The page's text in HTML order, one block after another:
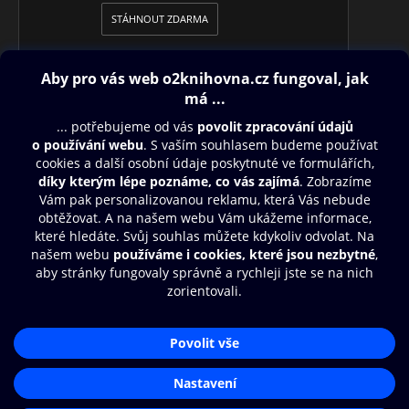
STÁHNOUT ZDARMA
Obsah ke stažení
Moje O2 Knihovna
Další zábava
© O2 Czech Republic a.s.
Zásady zpracování osobních údajůAplikace O2 Knihovna
Čti a poslouchej své e-knihy a
audioknihy rychleji a pohodlněji.